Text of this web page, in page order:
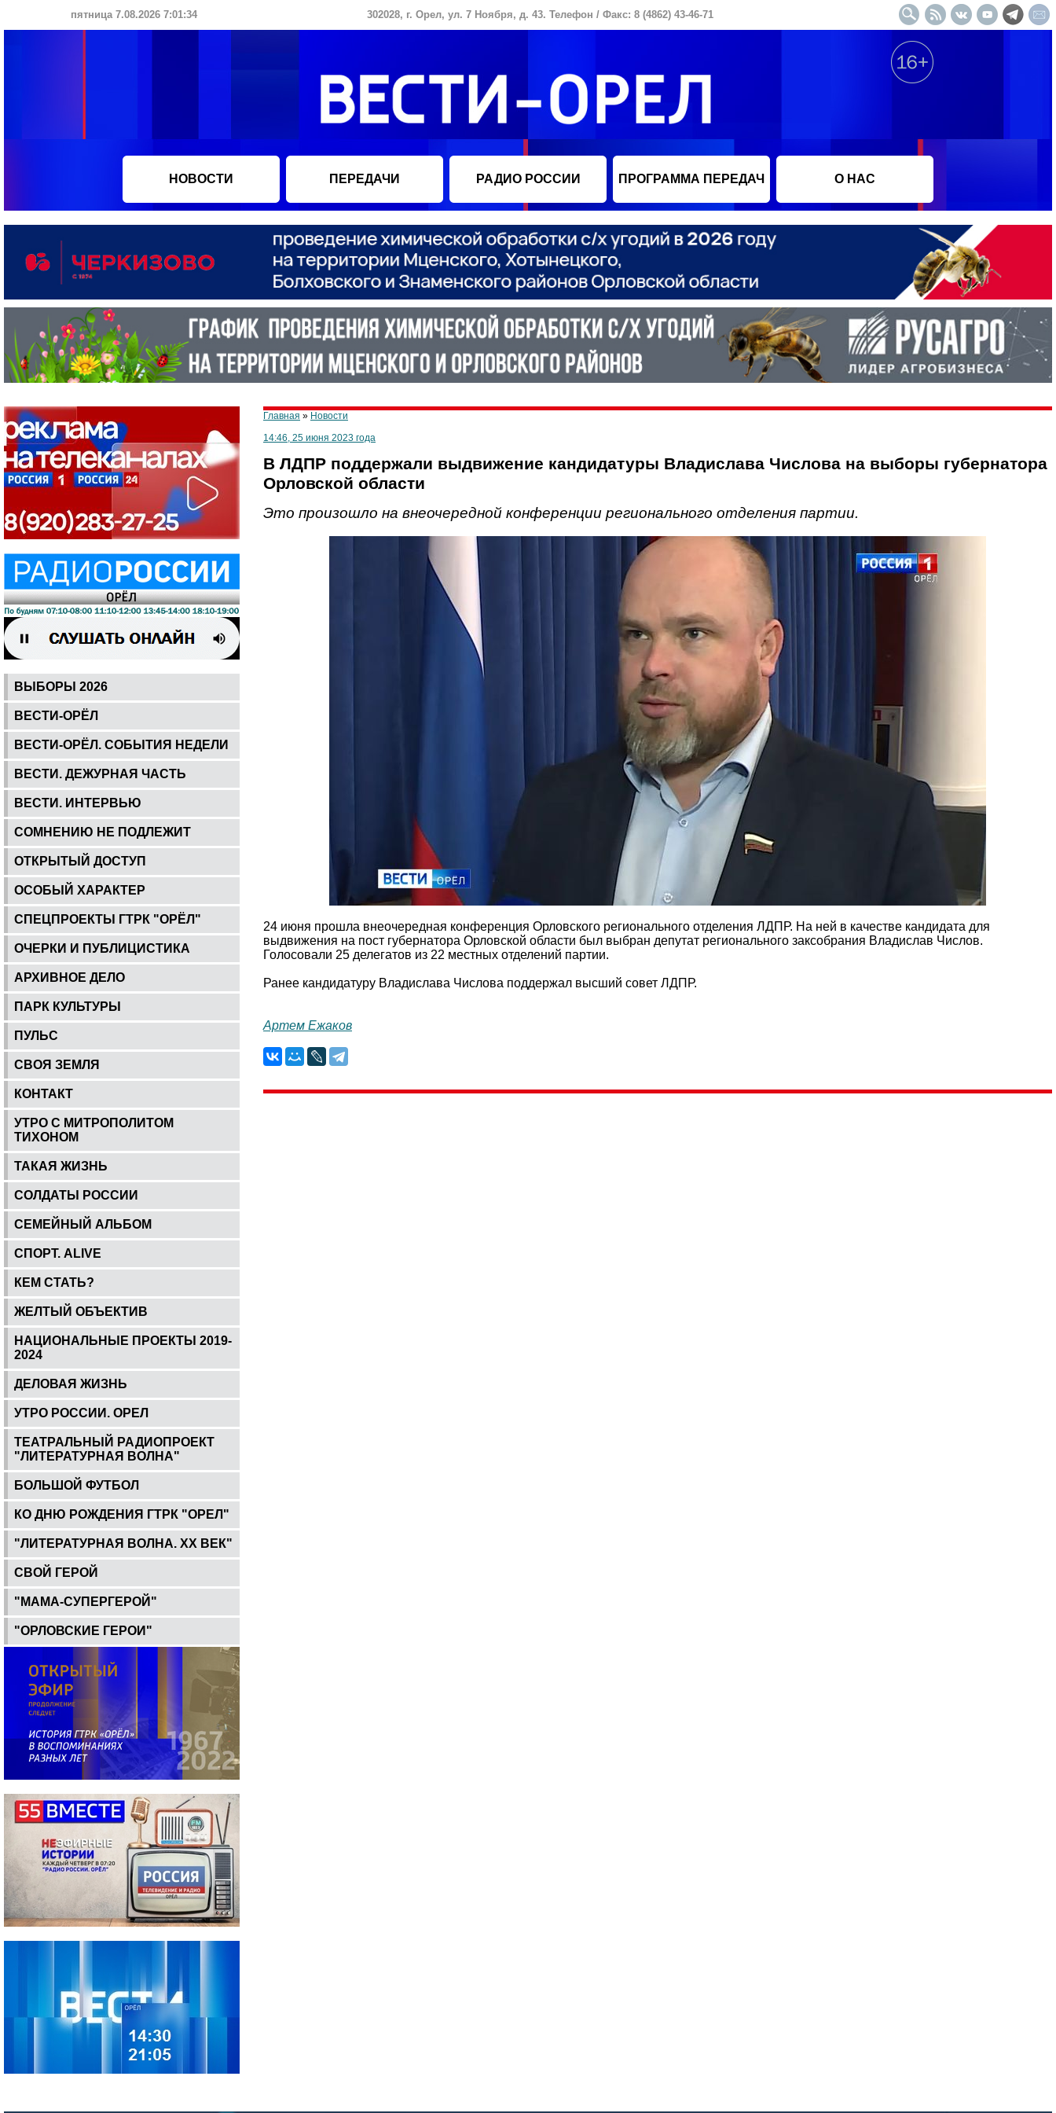
пятница 7.08.2026 7:01:35 302028, г. Орел, ул. 7 Ноября, д. 43. Телефон / Факс: 8 (4862) 43-46-71
НОВОСТИ ПЕРЕДАЧИ РАДИО РОССИИ ПРОГРАММА ПЕРЕДАЧ О НАС
ВЫБОРЫ 2026
ВЕСТИ-ОРЁЛ
ВЕСТИ-ОРЁЛ. СОБЫТИЯ НЕДЕЛИ
ВЕСТИ. ДЕЖУРНАЯ ЧАСТЬ
ВЕСТИ. ИНТЕРВЬЮ
СОМНЕНИЮ НЕ ПОДЛЕЖИТ
ОТКРЫТЫЙ ДОСТУП
ОСОБЫЙ ХАРАКТЕР
СПЕЦПРОЕКТЫ ГТРК "ОРЁЛ"
ОЧЕРКИ И ПУБЛИЦИСТИКА
АРХИВНОЕ ДЕЛО
ПАРК КУЛЬТУРЫ
ПУЛЬС
СВОЯ ЗЕМЛЯ
КОНТАКТ
УТРО С МИТРОПОЛИТОМ
ТИХОНОМ
ТАКАЯ ЖИЗНЬ
СОЛДАТЫ РОССИИ
СЕМЕЙНЫЙ АЛЬБОМ
СПОРТ. ALIVE
КЕМ СТАТЬ?
ЖЕЛТЫЙ ОБЪЕКТИВ
НАЦИОНАЛЬНЫЕ ПРОЕКТЫ 2019-
2024
ДЕЛОВАЯ ЖИЗНЬ
УТРО РОССИИ. ОРЕЛ
ТЕАТРАЛЬНЫЙ РАДИОПРОЕКТ
"ЛИТЕРАТУРНАЯ ВОЛНА"
БОЛЬШОЙ ФУТБОЛ
КО ДНЮ РОЖДЕНИЯ ГТРК "ОРЕЛ"
"ЛИТЕРАТУРНАЯ ВОЛНА. ХХ ВЕК"
СВОЙ ГЕРОЙ
"МАМА-СУПЕРГЕРОЙ"
"ОРЛОВСКИЕ ГЕРОИ"
Главная » Новости
14:46, 25 июня 2023 года
В ЛДПР поддержали выдвижение кандидатуры Владислава Числова на выборы губернатора
Орловской области
Это произошло на внеочередной конференции регионального отделения партии.
24 июня прошла внеочередная конференция Орловского регионального отделения ЛДПР. На ней в качестве кандидата для
выдвижения на пост губернатора Орловской области был выбран депутат регионального заксобрания Владислав Числов.
Голосовали 25 делегатов из 22 местных отделений партии.
Ранее кандидатуру Владислава Числова поддержал высший совет ЛДПР.
Артем Ежаков